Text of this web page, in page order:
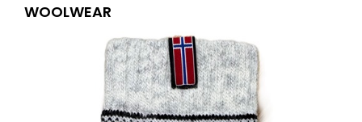
WOOLWEAR